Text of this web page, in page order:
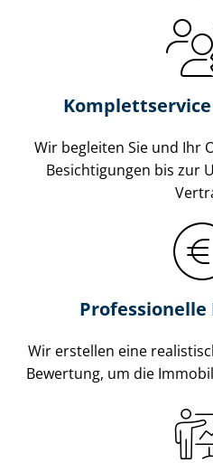
Wir begleiten Sie und Ihr
Besichtigungen bis zur
Wir erstellen eine
Bewertung, um die